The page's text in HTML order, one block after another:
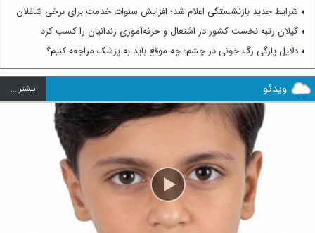
شرایط جدید بازنشستگی اعلام شد؛ افزایش سنوات خدمت برای برخی شاغلان
گیلان رتبه نخست کشور در اشتغال و حرفه‌آموزی زندانیان را کسب کرد
دلایل پارگی رگ خونی در چشم؛ چه موقع باید به پزشک مراجعه کنیم؟
ویدئو بيشتر ...